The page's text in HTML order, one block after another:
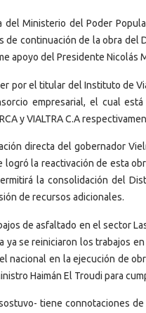
del Ministerio del Poder
de continuación de la obra
apoyo del Presidente
por el titular del Instituto de
empresarial, el cual
y VIALTRA C.A
directa del gobernador
logró la reactivación de esta
la consolidación del
de recursos adicionales.
de asfaltado en el sector
ya se reiniciaron los trabajos
nacional en la ejecución de
Haimán El Troudi para
tiene connotaciones